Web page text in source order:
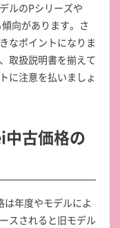
ルのPシリーズや
向があります。さ
なポイントになりま
取扱説明書を揃えて
に注意を払いましょ
古価格の
年度やモデルによ
スされると旧モデル